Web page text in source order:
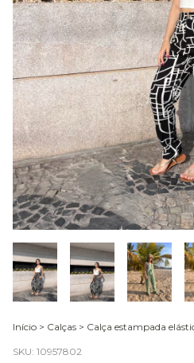
Início > Calças > Calça estampada
SKU: 10957802